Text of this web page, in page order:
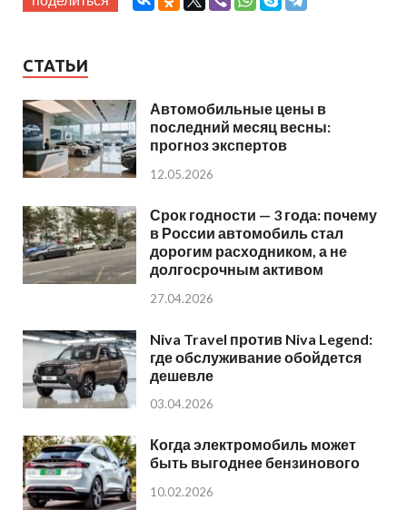
СТАТЬИ
Автомобильные цены в
последний месяц весны:
прогноз экспертов
12.05.2026
Срок годности — 3 года: почему
в России автомобиль стал
дорогим расходником, а не
долгосрочным активом
27.04.2026
Niva Travel против Niva Legend:
где обслуживание обойдется
дешевле
03.04.2026
Когда электромобиль может
быть выгоднее бензинового
10.02.2026